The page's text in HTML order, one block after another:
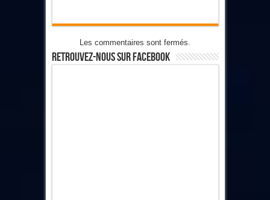
Les commentaires sont fermés.
Retrouvez-Nous Sur Facebook